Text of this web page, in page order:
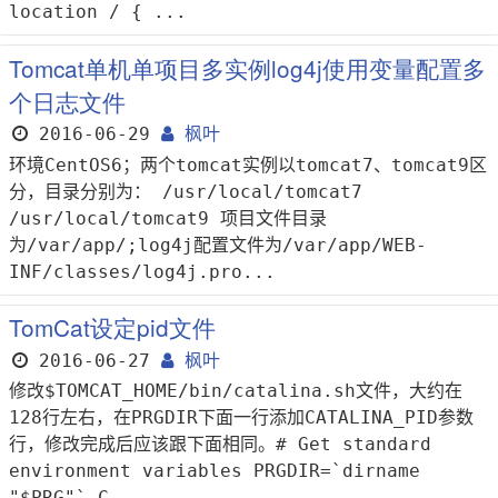
location / { ...
Tomcat单机单项目多实例log4j使用变量配置多
个日志文件
2016-06-29
枫叶
环境CentOS6；两个tomcat实例以tomcat7、tomcat9区
分，目录分别为： /usr/local/tomcat7
/usr/local/tomcat9 项目文件目录
为/var/app/;log4j配置文件为/var/app/WEB-
INF/classes/log4j.pro...
TomCat设定pid文件
2016-06-27
枫叶
修改$TOMCAT_HOME/bin/catalina.sh文件，大约在
128行左右，在PRGDIR下面一行添加CATALINA_PID参数
行，修改完成后应该跟下面相同。# Get standard
environment variables PRGDIR=`dirname